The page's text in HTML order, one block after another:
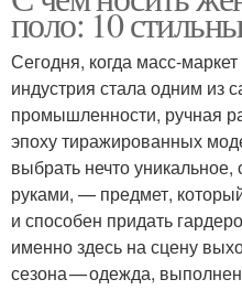
поло: 10
Сегодня, когда масс-
индустрия стала одним из
промышленности, ручная
эпоху тиражированных
выбрать нечто
руками, — предмет,
и способен придать
именно здесь на сцену
сезона — одежда,